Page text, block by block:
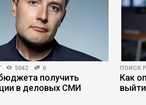
5042 6
получить
в деловых СМИ
ПОИСК
Как